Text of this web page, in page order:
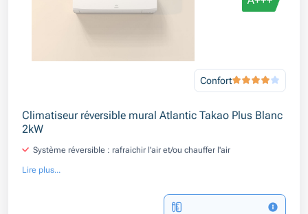
Confort
Climatiseur réversible mural Atlantic Takao Plus Blanc
2kW
Système réversible : rafraichir l'air et/ou chauffer l'air
Lire plus...